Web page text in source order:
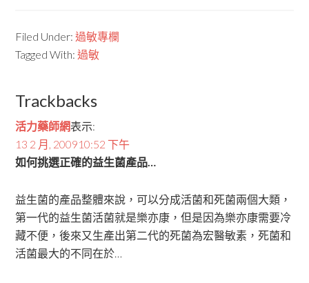
Filed Under:過敏專欄
Tagged With:過敏
Trackbacks
活力藥師網表示:
13 2 月, 200910:52 下午
如何挑選正確的益生菌產品…
益生菌的產品整體來說，可以分成活菌和死菌兩個大類，
第一代的益生菌活菌就是樂亦康，但是因為樂亦康需要冷
藏不便，後來又生產出第二代的死菌為宏醫敏素，死菌和
活菌最大的不同在於…